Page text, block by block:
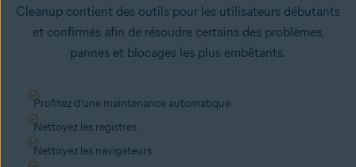
Cleanup contient des outils pour les utilisateurs débutants
et confirmés afin de résoudre certains des problèmes,
pannes et blocages les plus embêtants.
Profitez d’une maintenance automatique
Nettoyez les registres
Nettoyez les navigateurs